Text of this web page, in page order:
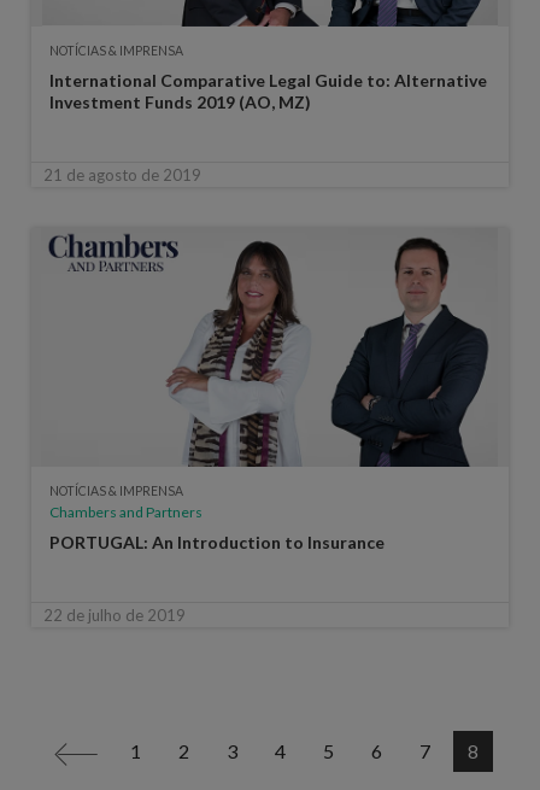
NOTÍCIAS & IMPRENSA
International Comparative Legal Guide to: Alternative
Investment Funds 2019 (AO, MZ)
21 de agosto de 2019
NOTÍCIAS & IMPRENSA
Chambers and Partners
PORTUGAL: An Introduction to Insurance
22 de julho de 2019
< 1 2 3 4 5 6 7 8